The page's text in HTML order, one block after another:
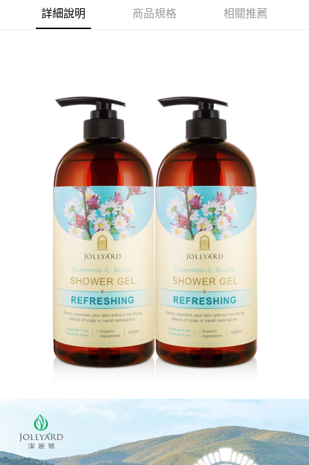
每筆NT$60，滿NT$880(含以上)免運費
付款後7-11取貨
每筆NT$80，滿NT$880(含以上)免運費
詳細說明 商品規格 相關推薦